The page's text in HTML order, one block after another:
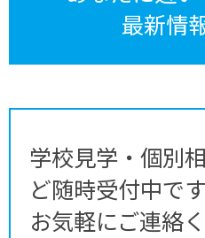
最新情
学校見学・個別
ど随時受付中です
お気軽にご連絡